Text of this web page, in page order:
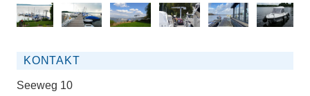
KONTAKT
Seeweg 10